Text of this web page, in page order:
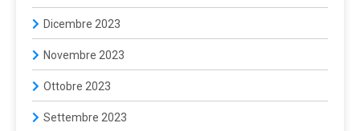
Dicembre 2023
Novembre 2023
Ottobre 2023
Settembre 2023